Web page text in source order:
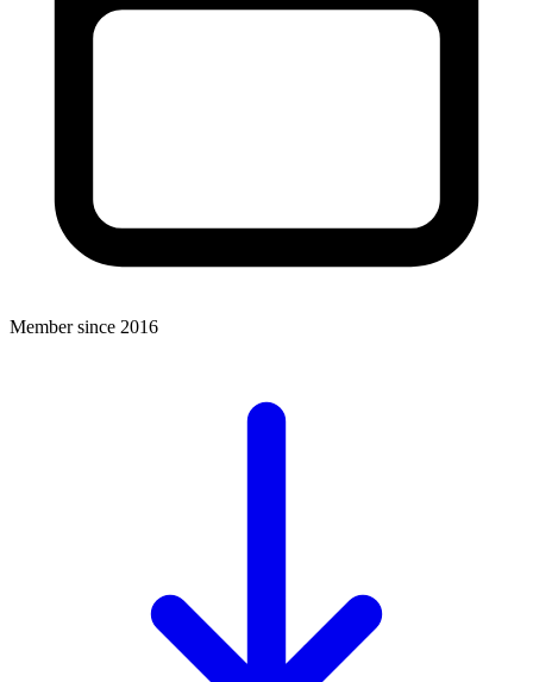
Member since 2016